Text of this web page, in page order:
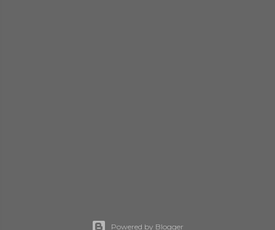
Powered by Blogger